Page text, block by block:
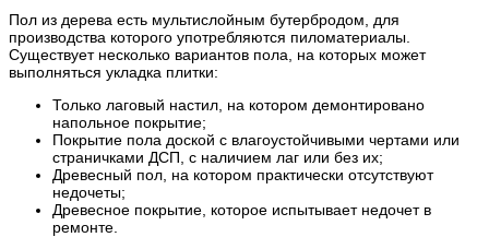
Пол из дерева есть мультислойным бутербродом, для
производства которого употребляются пиломатериалы.
Существует несколько вариантов пола, на которых может
выполняться укладка плитки:
Только лаговый настил, на котором демонтировано
напольное покрытие;
Покрытие пола доской с влагоустойчивыми чертами или
страничками ДСП, с наличием лаг или без их;
Древесный пол, на котором практически отсутствуют
недочеты;
Древесное покрытие, которое испытывает недочет в
ремонте.